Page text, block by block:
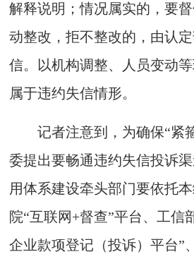
解释说明；情况属实的，要
动整改，拒不整改的，由认
信。以机构调整、人员变动
属于违约失信情形。
记者注意到，为确保“紧
委提出要畅通违约失信投诉
用体系建设牵头部门要依托
院“互联网+督查”平台、工信
企业款项登记（投诉）平台”